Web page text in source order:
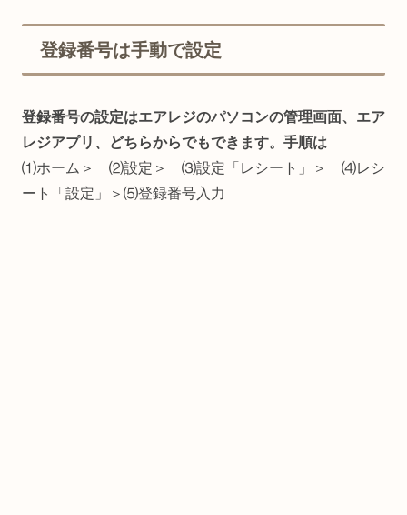
登録番号は手動で設定
登録番号の設定はエアレジのパソコンの管理画面、エア
レジアプリ、どちらからでもできます。手順は
⑴ホーム＞ ⑵設定＞ ⑶設定「レシート」＞ ⑷レシ
ート「設定」＞⑸登録番号入力